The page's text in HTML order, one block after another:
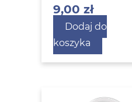
9,00zł
Dodaj do
koszyka